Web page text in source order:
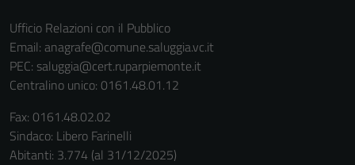
Ufficio Relazioni con il Pubblico
Email: anagrafe@comune.saluggia.vc.it
PEC: saluggia@cert.ruparpiemonte.it
Centralino unico: 0161.48.01.12
Fax: 0161.48.02.02
Sindaco: Libero Farinelli
Abitanti: 3.774 (al 31/12/2025)